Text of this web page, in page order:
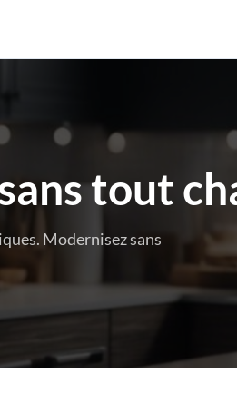
tout
Modernisez sans